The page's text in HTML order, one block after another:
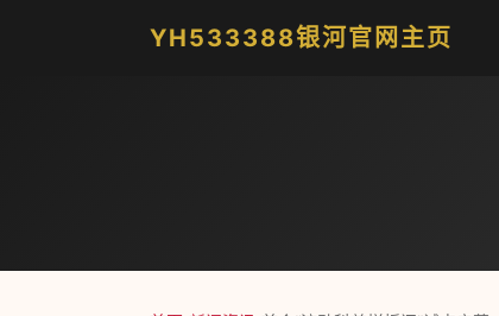
YH533388银河官网主页